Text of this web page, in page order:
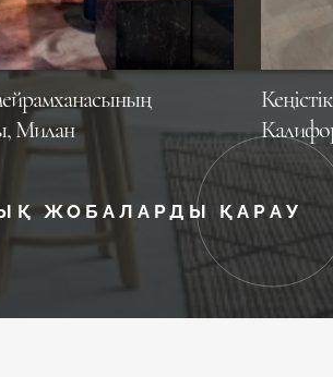
Милан
ЖОБАЛАРДЫ ҚАРАУ